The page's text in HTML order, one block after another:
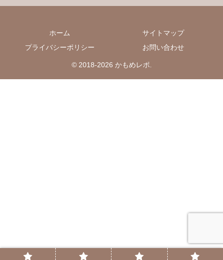
ホーム
サイトマップ
プライバシーポリシー
お問い合わせ
© 2018-2026 かもめレポ.